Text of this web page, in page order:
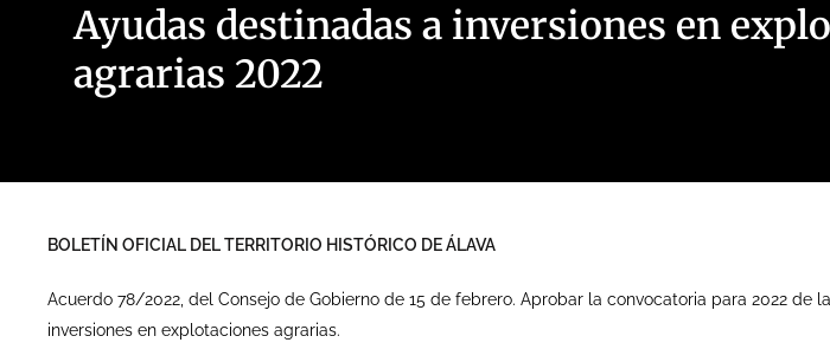
Ayudas destinadas a inversiones en
agrarias 2022
BOLETÍN OFICIAL DEL TERRITORIO HISTÓRICO DE ÁLAVA
Acuerdo 78/2022, del Consejo de Gobierno de 15 de febrero. Aprobar la convocatoria para 2022 de
inversiones en explotaciones agrarias.